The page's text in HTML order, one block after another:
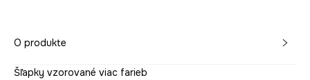
O produkte
Šľapky vzorované viac farieb